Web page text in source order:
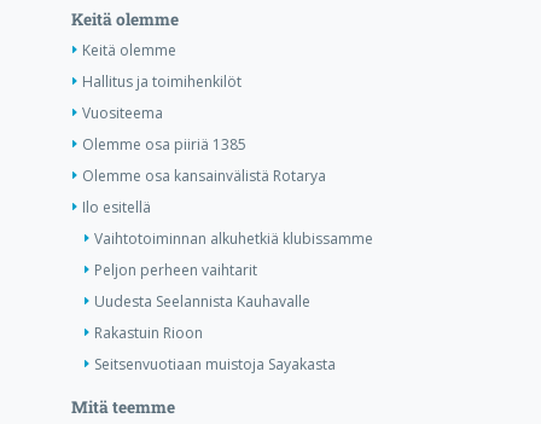
Keitä olemme
Keitä olemme
Hallitus ja toimihenkilöt
Vuositeema
Olemme osa piiriä 1385
Olemme osa kansainvälistä Rotarya
Ilo esitellä
Vaihtotoiminnan alkuhetkiä klubissamme
Peljon perheen vaihtarit
Uudesta Seelannista Kauhavalle
Rakastuin Rioon
Seitsenvuotiaan muistoja Sayakasta
Mitä teemme